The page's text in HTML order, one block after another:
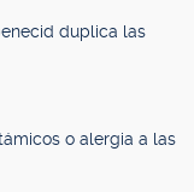
duplica las
o alergia a las